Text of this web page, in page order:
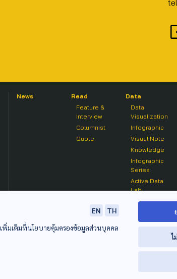
News
Read
Feature &
Interview
Columnist
Quote
Data
Data
Visualization
Infographic
Visual Note
Knowledge
Infographic
Series
Active Data
Lab
EN
TH
พิ่มเติมที่นโยบายคุ้มครองข้อมูลส่วนบุคคล
ไ